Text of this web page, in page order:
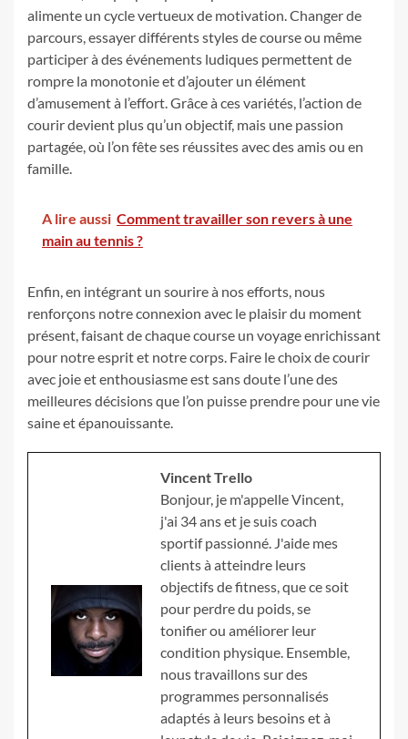
alimente un cycle vertueux de motivation. Changer de
parcours, essayer différents styles de course ou même
participer à des événements ludiques permettent de
rompre la monotonie et d’ajouter un élément
d’amusement à l’effort. Grâce à ces variétés, l’action de
courir devient plus qu’un objectif, mais une passion
partagée, où l’on fête ses réussites avec des amis ou en
famille.
A lire aussi Comment travailler son revers à une
main au tennis ?
Enfin, en intégrant un sourire à nos efforts, nous
renforçons notre connexion avec le plaisir du moment
présent, faisant de chaque course un voyage enrichissant
pour notre esprit et notre corps. Faire le choix de courir
avec joie et enthousiasme est sans doute l’une des
meilleures décisions que l’on puisse prendre pour une vie
saine et épanouissante.
Vincent Trello
Bonjour, je m'appelle Vincent,
j'ai 34 ans et je suis coach
sportif passionné. J'aide mes
clients à atteindre leurs
objectifs de fitness, que ce soit
pour perdre du poids, se
tonifier ou améliorer leur
condition physique. Ensemble,
nous travaillons sur des
programmes personnalisés
adaptés à leurs besoins et à